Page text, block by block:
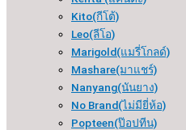
Kito(กีโต้)
Leo(ลีโอ)
Marigold(แมรี่โกลด์)
Mashare(มาแชร์)
Nanyang(นันยาง)
No Brand(ไม่มียี่ห้อ)
Popteen(ป๊อปทีน)